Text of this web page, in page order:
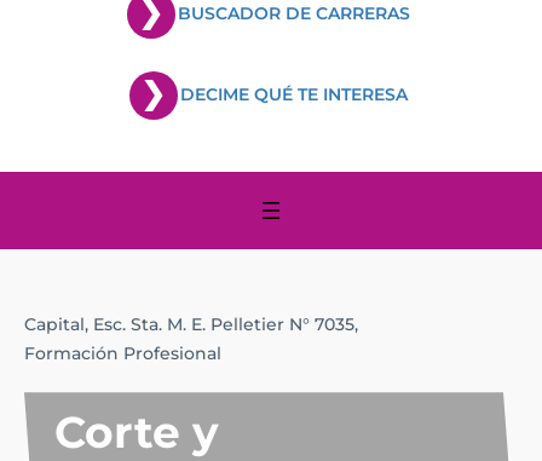
BUSCADOR DE CARRERAS
DECIME QUÉ TE INTERESA
Capital, Esc. Sta. M. E. Pelletier N° 7035,
Formación Profesional
Corte y